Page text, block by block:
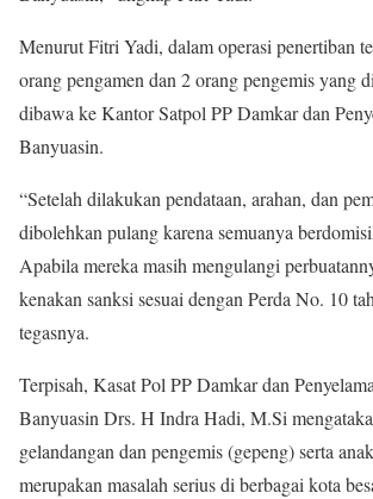
Menurut Fitri Yadi, dalam operasi penertiban
orang pengamen dan 2 orang pengemis yang
dibawa ke Kantor Satpol PP Damkar dan
Banyuasin.
“Setelah dilakukan pendataan, arahan, dan
dibolehkan pulang karena semuanya
Apabila mereka masih mengulangi
kenakan sanksi sesuai dengan Perda No. 10
tegasnya.
Terpisah, Kasat Pol PP Damkar dan
Banyuasin Drs. H Indra Hadi, M.Si
gelandangan dan pengemis (gepeng) serta
merupakan masalah serius di berbagai kota